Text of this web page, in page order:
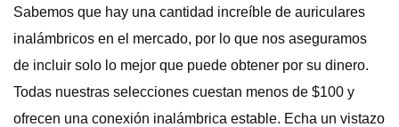
Sabemos que hay una cantidad increíble de auriculares
inalámbricos en el mercado, por lo que nos aseguramos
de incluir solo lo mejor que puede obtener por su dinero.
Todas nuestras selecciones cuestan menos de $100 y
ofrecen una conexión inalámbrica estable. Echa un vistazo